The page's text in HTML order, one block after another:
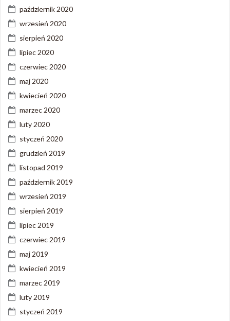
październik 2020
wrzesień 2020
sierpień 2020
lipiec 2020
czerwiec 2020
maj 2020
kwiecień 2020
marzec 2020
luty 2020
styczeń 2020
grudzień 2019
listopad 2019
październik 2019
wrzesień 2019
sierpień 2019
lipiec 2019
czerwiec 2019
maj 2019
kwiecień 2019
marzec 2019
luty 2019
styczeń 2019